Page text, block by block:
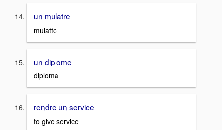
un mulatre
mulatto
un diplome
diploma
rendre un service
to give service